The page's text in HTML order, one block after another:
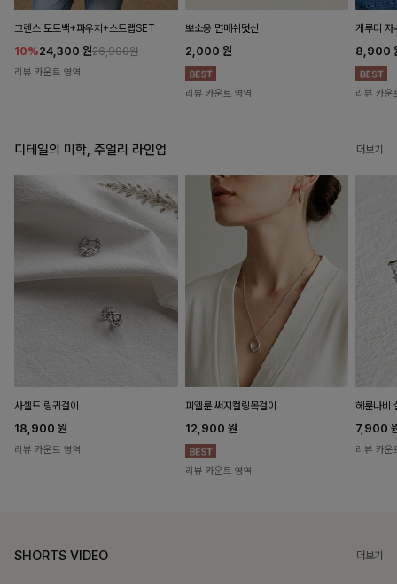
그렌스 토트백+파우치+스트랩SET
10%24,300 원26,900원
리뷰 카운트 영역
뽀소옹 면메쉬덧신
2,000 원
리뷰 카운트 영역
케루디 자
8,900
리뷰 카운
디테일의 미학, 주얼리 라인업 더보기
사셀드 링귀걸이
18,900 원
리뷰 카운트 영역
피엘룬 써지컬링목걸이
12,900 원
리뷰 카운트 영역
헤룬나비
7,900
리뷰 카운
SHORTS VIDEO 더보기